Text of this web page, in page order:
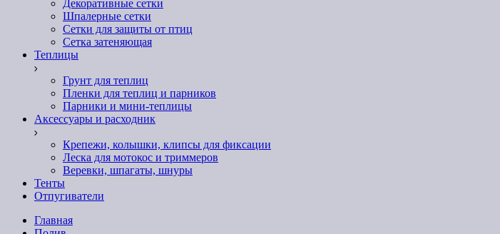
Декоративные сетки
Шпалерные сетки
Сетки для защиты от птиц
Сетка затеняющая
Теплицы
Грунт для теплиц
Пленки для теплиц и парников
Парники и мини-теплицы
Аксессуары и расходник
Крепежи, колышки, клипсы для фиксации
Леска для мотокос и триммеров
Веревки, шпагаты, шнуры
Тенты
Отпугиватели
Главная